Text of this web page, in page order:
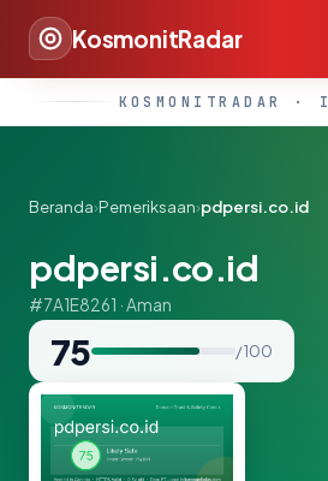
KosmonitRadar
KOSMONITRADAR ·
Beranda›Pemeriksaan›pdpersi.co.id
pdpersi.co.id
#7A1E8261 · Aman
75 / 100